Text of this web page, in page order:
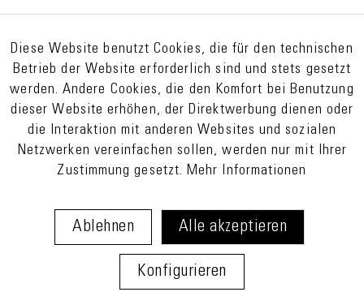
Diese Website benutzt Cookies, die für den technischen
Betrieb der Website erforderlich sind und stets gesetzt
werden. Andere Cookies, die den Komfort bei Benutzung
dieser Website erhöhen, der Direktwerbung dienen oder
die Interaktion mit anderen Websites und sozialen
Netzwerken vereinfachen sollen, werden nur mit Ihrer
Zustimmung gesetzt.Mehr Informationen
Ablehnen Alle akzeptieren
Konfigurieren